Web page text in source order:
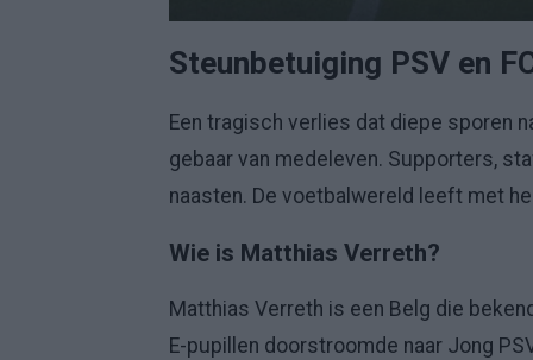
Steunbetuiging PSV en
Een tragisch verlies dat diepe sporen
gebaar van medeleven. Supporters,
naasten. De voetbalwereld leeft met
Wie is Matthias Verreth?
Matthias Verreth is een Belg die
E-pupillen doorstroomde naar Jong